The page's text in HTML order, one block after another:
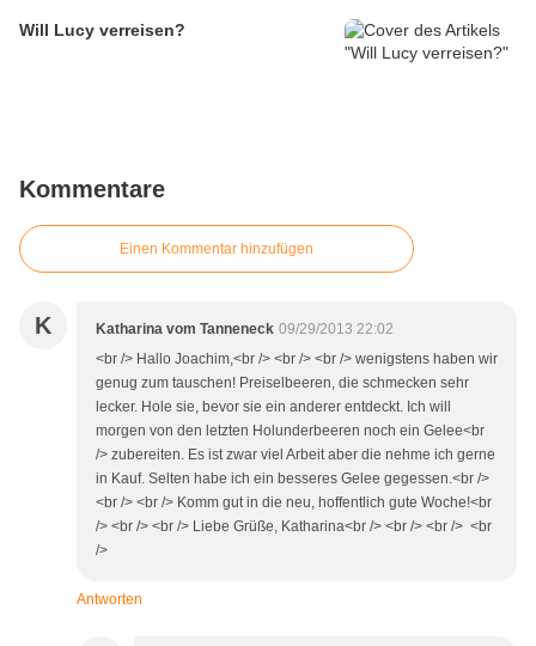
Will Lucy verreisen?
Kommentare
Einen Kommentar hinzufügen
K Katharina vom Tanneneck 09/29/2013 22:02
<br /> Hallo Joachim,<br /> <br /> <br /> wenigstens haben wir
genug zum tauschen! Preiselbeeren, die schmecken sehr
lecker. Hole sie, bevor sie ein anderer entdeckt. Ich will
morgen von den letzten Holunderbeeren noch ein Gelee<br
/> zubereiten. Es ist zwar viel Arbeit aber die nehme ich gerne
in Kauf. Selten habe ich ein besseres Gelee gegessen.<br />
<br /> <br /> Komm gut in die neu, hoffentlich gute Woche!<br
/> <br /> <br /> Liebe Grüße, Katharina<br /> <br /> <br /> <br
/>
Antworten